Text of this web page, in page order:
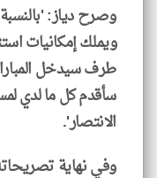
وصرح دياز:
⁠ويملك إمكانيات
طرف سيدخل
سأقدم ⁠كل ما لدي
الانتصار'.
وفي نهاية